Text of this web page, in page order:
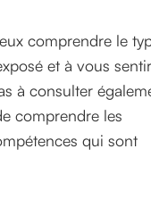
comprendre le
et à vous sentir
à consulter
comprendre les
qui sont